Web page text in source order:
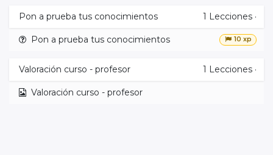
Pon a prueba tus conocimientos 1 Lecciones ·
Pon a prueba tus conocimientos 10 xp
Valoración curso - profesor 1 Lecciones ·
Valoración curso - profesor